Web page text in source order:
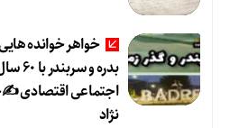
خواهر خوانده
بدره
اجتماعی اقتصادی
نژاد